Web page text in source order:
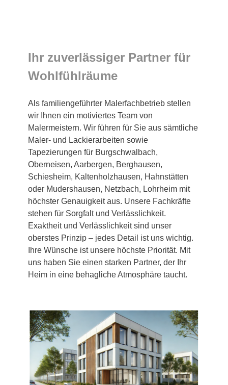
Ihr zuverlässiger Partner für
Wohlfühlräume
Als familiengeführter Malerfachbetrieb stellen
wir Ihnen ein motiviertes Team von
Malermeistern. Wir führen für Sie aus sämtliche
Maler- und Lackierarbeiten sowie
Tapezierungen für Burgschwalbach,
Oberneisen, Aarbergen, Berghausen,
Schiesheim, Kaltenholzhausen, Hahnstätten
oder Mudershausen, Netzbach, Lohrheim mit
höchster Genauigkeit aus. Unsere Fachkräfte
stehen für Sorgfalt und Verlässlichkeit.
Exaktheit und Verlässlichkeit sind unser
oberstes Prinzip – jedes Detail ist uns wichtig.
Ihre Wünsche ist unsere höchste Priorität. Mit
uns haben Sie einen starken Partner, der Ihr
Heim in eine behagliche Atmosphäre taucht.